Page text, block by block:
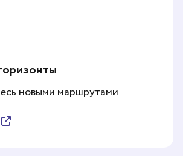
новыми маршрутами